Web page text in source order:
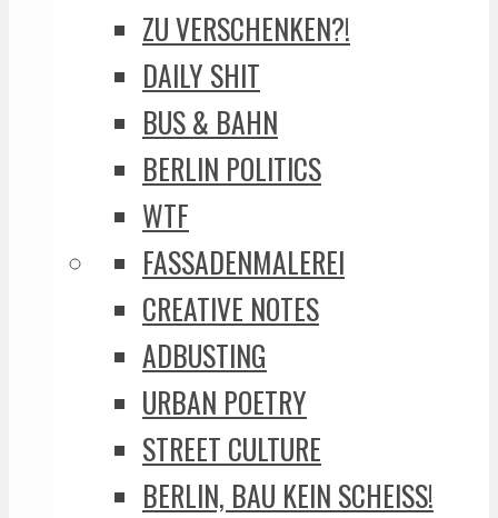
ZU VERSCHENKEN?!
DAILY SHIT
BUS & BAHN
BERLIN POLITICS
WTF
FASSADENMALEREI
CREATIVE NOTES
ADBUSTING
URBAN POETRY
STREET CULTURE
BERLIN, BAU KEIN SCHEISS!